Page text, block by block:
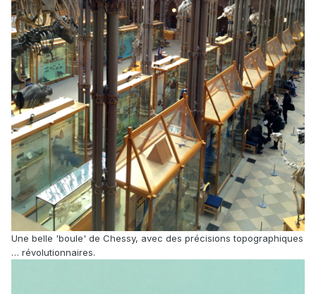
Une belle 'boule' de Chessy, avec des précisions topographiques
… révolutionnaires.